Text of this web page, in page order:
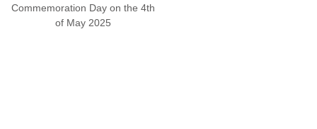
Commemoration Day on the 4th
of May 2025